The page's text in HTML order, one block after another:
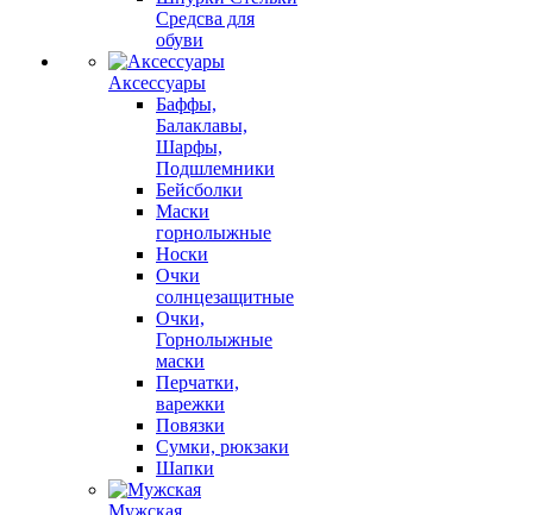
Средсва для
обуви
Аксессуары
Баффы,
Балаклавы,
Шарфы,
Подшлемники
Бейсболки
Маски
горнолыжные
Носки
Очки
солнцезащитные
Очки,
Горнолыжные
маски
Перчатки,
варежки
Повязки
Сумки, рюкзаки
Шапки
Мужская